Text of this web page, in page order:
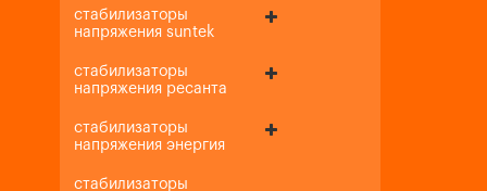
стабилизаторы
напряжения suntek
стабилизаторы
напряжения ресанта
стабилизаторы
напряжения энергия
стабилизаторы